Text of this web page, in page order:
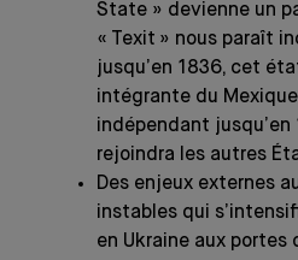
State » devienne un
« Texit » nous paraît
jusqu’en 1836, cet
intégrante du
indépendant jusqu’en
rejoindra les autres
Des enjeux externes
instables qui
en Ukraine aux portes